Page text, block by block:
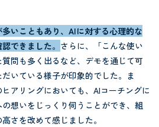
いこともあり、AIに対する心理的な
できました。 さらに、「こんな使い
問も多く出るなど、デモを通じて可
いている様子が印象的でした。ま
アリングにおいても、AIコーチングに
想いをじっくり伺うことができ、組
さを改めて感じました。